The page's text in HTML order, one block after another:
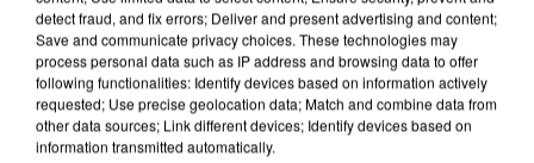
detect fraud, and fix errors; Deliver and present advertising and content;
Save and communicate privacy choices. These technologies may
process personal data such as IP address and browsing data to offer
following functionalities: Identify devices based on information actively
requested; Use precise geolocation data; Match and combine data from
other data sources; Link different devices; Identify devices based on
information transmitted automatically.